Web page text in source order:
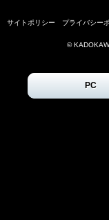
サイトポリシー プライバシー
©
PC